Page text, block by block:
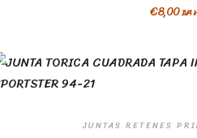
€8,00IVA
JUNTAS RETENES